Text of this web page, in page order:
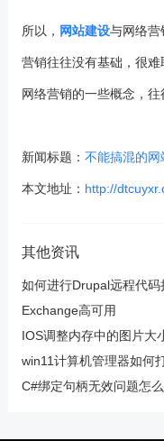
所以， 网站建设与网络营
营销往往没有基础，很
网络营销的一些概念，往
新闻标题： 不能搞混的网
本文地址： http://
其他资讯
如何进行Drupal远程代
Exchange高可用
IOS调整内存中的图片大
win11计算机管理器如何
C#绑定句柄无效问题怎